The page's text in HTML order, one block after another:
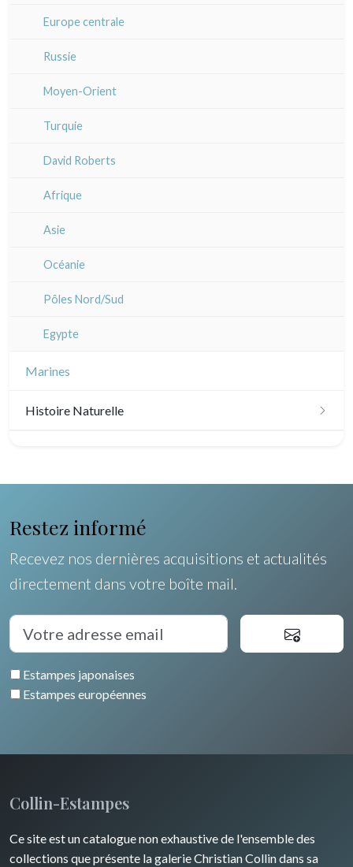
Alsace / Lorraine
Artois / Picardie
Champagne / Ardennes
Maine / Anjou
Guyenne / Gascogne
Rhone / Alpes
Provence / Corse
Dom-Tom
Europe centrale
Russie
Moyen-Orient
Turquie
David Roberts
Afrique
Asie
Océanie
Pôles Nord/Sud
Egypte
Marines
Histoire Naturelle
Poissons
Coquillages / Crustacés
Fruits et légumes
Fleurs
Pierre-Joseph Redouté
Animaux domestiques
Restez informé
Recevez nos dernières acquisitions et actualités
directement dans votre boîte mail.
Estampes japonaises
Estampes européennes
Collin-Estampes
Ce site est un catalogue non exhaustive de l'ensemble des
collections que présente la galerie Christian Collin dans sa